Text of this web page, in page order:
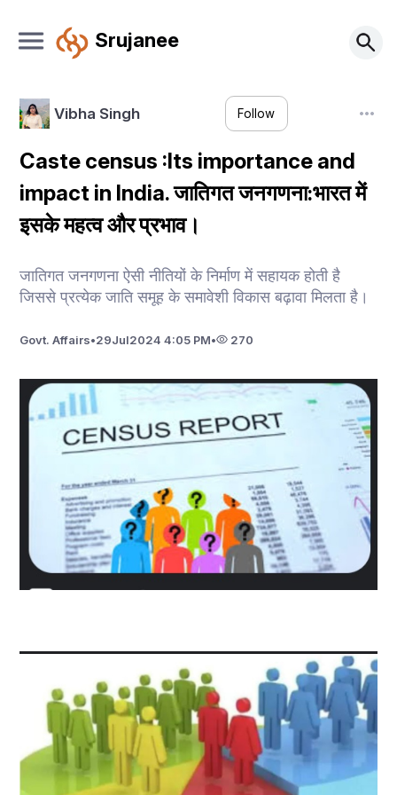
Srujanee
Vibha Singh Follow
Caste census :Its importance and
impact in India. जातिगत जनगणना:भारत में
इसके महत्व और प्रभाव।
जातिगत जनगणना ऐसी नीतियों के निर्माण में सहायक होती है
जिससे प्रत्येक जाति समूह के समावेशी विकास बढ़ावा मिलता है।
Govt. Affairs•29Jul2024 4:05 PM• 270